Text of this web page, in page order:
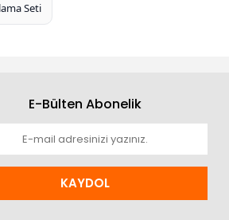
Seti
E-Bülten Abonelik
KAYDOL